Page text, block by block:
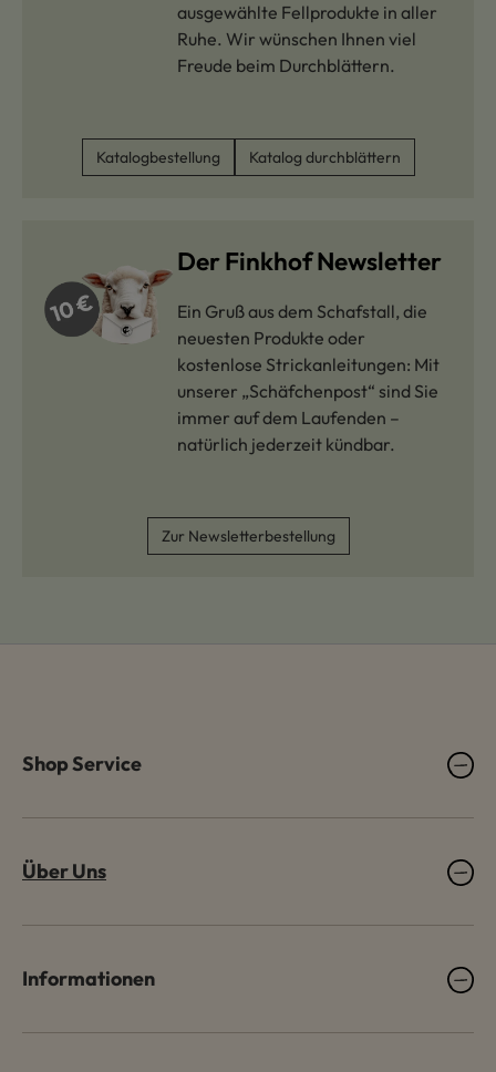
ausgewählte Fellprodukte in aller
Ruhe. Wir wünschen Ihnen viel
Freude beim Durchblättern.
Katalogbestellung Katalog durchblättern
Der Finkhof Newsletter
Ein Gruß aus dem Schafstall, die
neuesten Produkte oder
kostenlose Strickanleitungen: Mit
unserer „Schäfchenpost“ sind Sie
immer auf dem Laufenden –
natürlich jederzeit kündbar.
Zur Newsletterbestellung
Shop Service
Über Uns
Informationen